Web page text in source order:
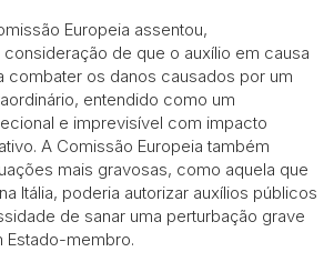
Europeia assentou,
de que o auxílio em causa
combater os danos causados por um
entendido como um
e imprevisível com impacto
A Comissão Europeia também
mais gravosas, como aquela que
Itália, poderia autorizar auxílios públicos
de sanar uma perturbação grave
Estado-membro.